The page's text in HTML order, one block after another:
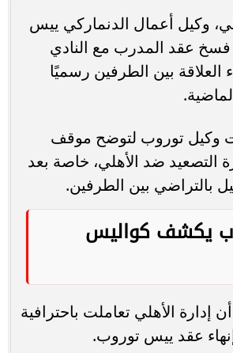
وكيل أعمال الدنماركي ييس
عقد المدرب مع النادي
العلاقة بين الطرفين رسميًا
وكيل توروب لتوضح موقف
التصعيد ضد الأهلي، خاصة بعد
بالتراضي بين الطرفين.
يكشف كواليس
الأهلي تعاملت باحترافية
عقد ييس توروب.